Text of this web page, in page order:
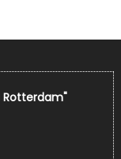
Rotterdam"